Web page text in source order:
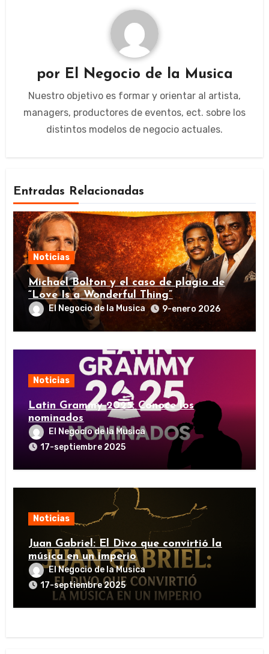
por El Negocio de la Musica
Nuestro objetivo es formar y orientar al artista,
managers, productores de eventos, ect. sobre los
distintos modelos de negocio actuales.
Entradas Relacionadas
Noticias
Michael Bolton y el caso de plagio de
“Love Is a Wonderful Thing”
El Negocio de la Musica 9-enero 2026
Noticias
Latin Grammy 2025: Conoce los
nominados
El Negocio de la Musica
17-septiembre 2025
Noticias
Juan Gabriel: El Divo que convirtió la
música en un imperio
El Negocio de la Musica
17-septiembre 2025